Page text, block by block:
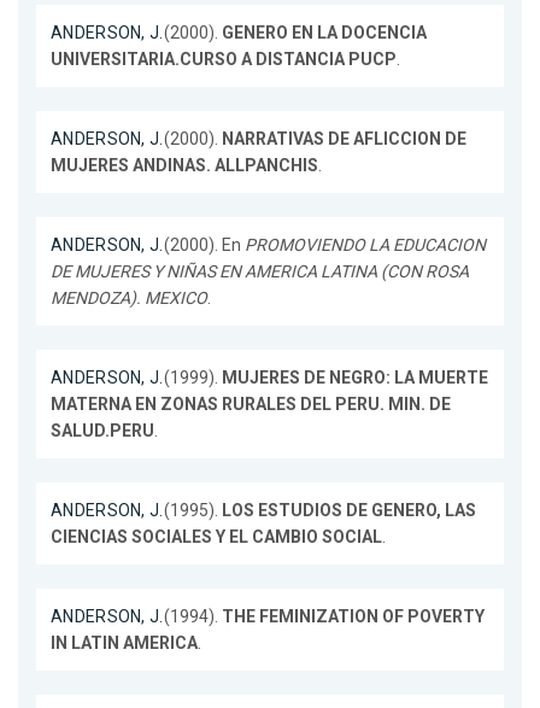
ANDERSON, J.(2000). GENERO EN LA DOCENCIA
UNIVERSITARIA.CURSO A DISTANCIA PUCP.
ANDERSON, J.(2000). NARRATIVAS DE AFLICCION DE
MUJERES ANDINAS. ALLPANCHIS.
ANDERSON, J.(2000). En PROMOVIENDO LA EDUCACION
DE MUJERES Y NIÑAS EN AMERICA LATINA (CON ROSA
MENDOZA). MEXICO.
ANDERSON, J.(1999). MUJERES DE NEGRO: LA MUERTE
MATERNA EN ZONAS RURALES DEL PERU. MIN. DE
SALUD.PERU.
ANDERSON, J.(1995). LOS ESTUDIOS DE GENERO, LAS
CIENCIAS SOCIALES Y EL CAMBIO SOCIAL.
ANDERSON, J.(1994). THE FEMINIZATION OF POVERTY
IN LATIN AMERICA.